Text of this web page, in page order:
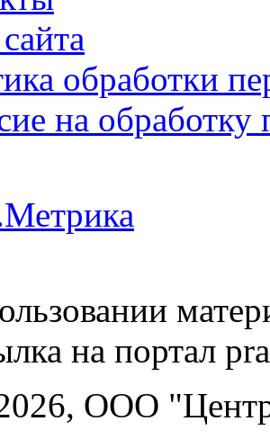
обработки
на
на портал
ООО "Центр